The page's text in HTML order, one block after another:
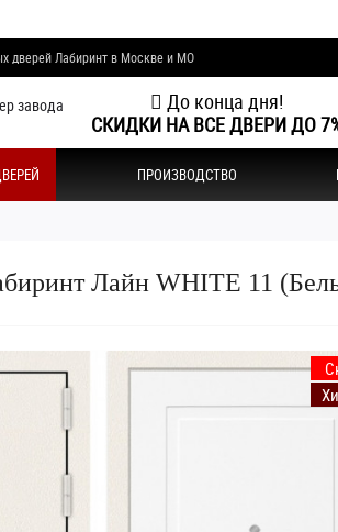
дверей Лабиринт в Москве и МО
До конца дня!
СКИДКИ НА ВСЕ ДВЕРИ ДО
ПРОИЗВОДСТВО
Лайн WHITE 11